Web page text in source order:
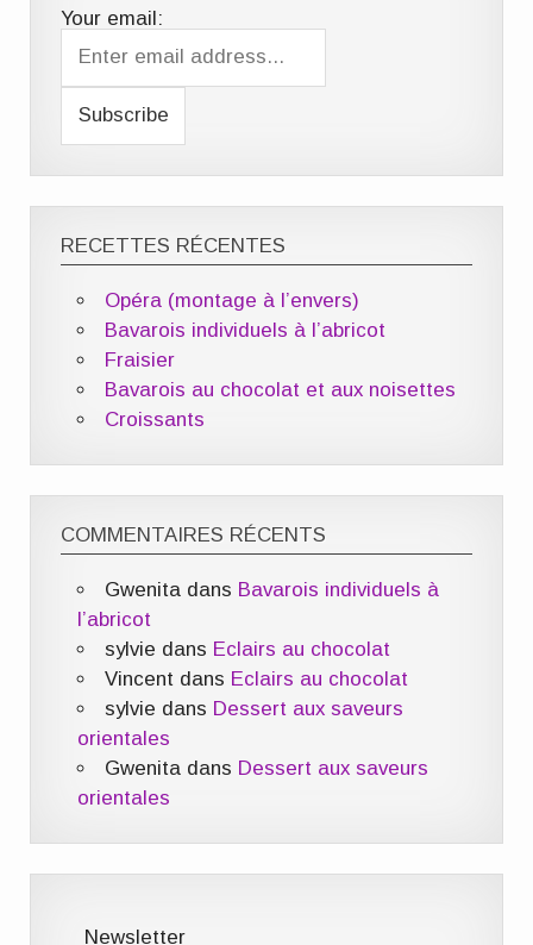
Your email:
RECETTES RÉCENTES
Opéra (montage à l’envers)
Bavarois individuels à l’abricot
Fraisier
Bavarois au chocolat et aux noisettes
Croissants
COMMENTAIRES RÉCENTS
Gwenita dans Bavarois individuels à
l’abricot
sylvie dans Eclairs au chocolat
Vincent dans Eclairs au chocolat
sylvie dans Dessert aux saveurs
orientales
Gwenita dans Dessert aux saveurs
orientales
Newsletter